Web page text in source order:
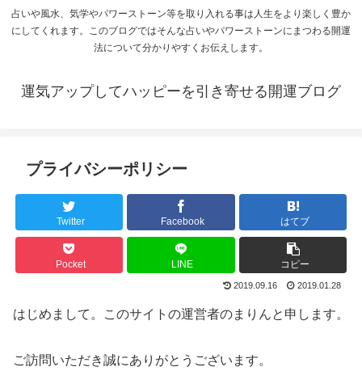
占いや風水、気学やパワーストーン等を取り入れる事は人生をより楽しく豊か
にしてくれます。このブログではそんな占いやパワーストーンにまつわる開運
法について分かりやすくお伝えします。
運気アップしてハッピーを引き寄せる開運ブログ
プライバシーポリシー
Twitter Facebook はてブ
Pocket LINE コピー
2019.09.16 2019.01.28
はじめまして。このサイトの運営者のまりんと申します。
ご訪問いただき誠にありがとうございます。